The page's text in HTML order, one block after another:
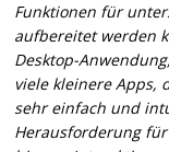
Funktionen für
aufbereitet werden
Desktop-
viele kleinere Apps,
sehr einfach und
Herausforderung